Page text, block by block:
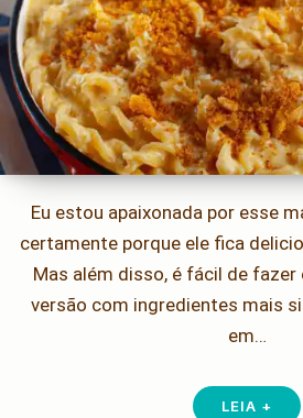
Eu estou apaixonada por esse
certamente porque ele fica
Mas além disso, é fácil de fazer
versão com ingredientes mais
em…
LEIA +